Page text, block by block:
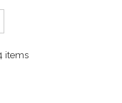
items